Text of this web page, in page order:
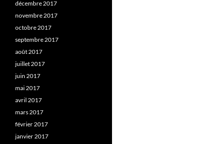
décembre 2017
novembre 2017
octobre 2017
septembre 2017
août 2017
juillet 2017
juin 2017
mai 2017
avril 2017
mars 2017
février 2017
janvier 2017